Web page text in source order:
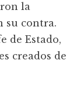
la
su contra.
de Estado,
creados de